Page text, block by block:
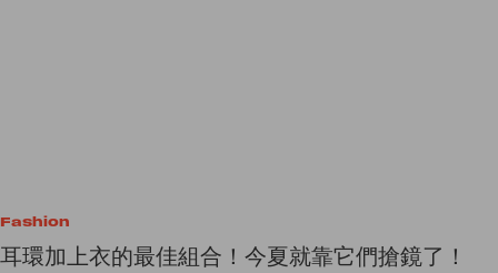
Fashion
耳環加上衣的最佳組合！今夏就靠它們搶鏡了！